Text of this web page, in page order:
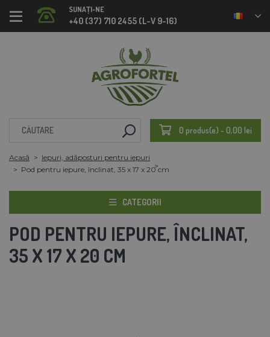
SUNAȚI-NE
+40 (37) 710 2455 (L-V 9-16)
0 produs(e) - 0,00 lei
Acasă
Iepuri, adăposturi pentru iepuri
Pod pentru iepure, înclinat, 35 x 17 x 20 cm
CATEGORII
POD PENTRU IEPURE, ÎNCLINAT,
35 X 17 X 20 CM